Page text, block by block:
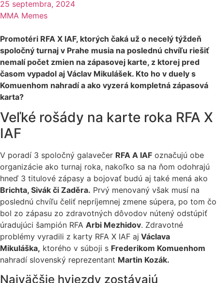
25 septembra, 2024
MMA Memes
Promotéri RFA X IAF, ktorých čaká už o necelý týždeň
spoločný turnaj v Prahe musia na poslednú chvíľu riešiť
nemalí počet zmien na zápasovej karte, z ktorej pred
časom vypadol aj Václav Mikulášek. Kto ho v duely s
Komuenhom nahradí a ako vyzerá kompletná zápasová
karta?
Veľké rošády na karte roka RFA X
IAF
V poradí 3 spoločný galavečer RFA A IAF označujú obe
organizácie ako turnaj roka, nakoľko sa na ňom odohrajú
hneď 3 titulové zápasy a bojovať budú aj také mená ako
Brichta, Sivák či Zaděra. Prvý menovaný však musí na
poslednú chvíľu čeliť nepríjemnej zmene súpera, po tom čo
bol zo zápasu zo zdravotných dôvodov nútený odstúpiť
úradujúci šampión RFA Arbi Mezhidov. Zdravotné
problémy vyradili z karty RFA X IAF aj Václava
Mikuláška, ktorého v súboji s Frederikom Komuenhom
nahradí slovenský reprezentant Martin Kozák.
Najväčšie hviezdy zostávajú